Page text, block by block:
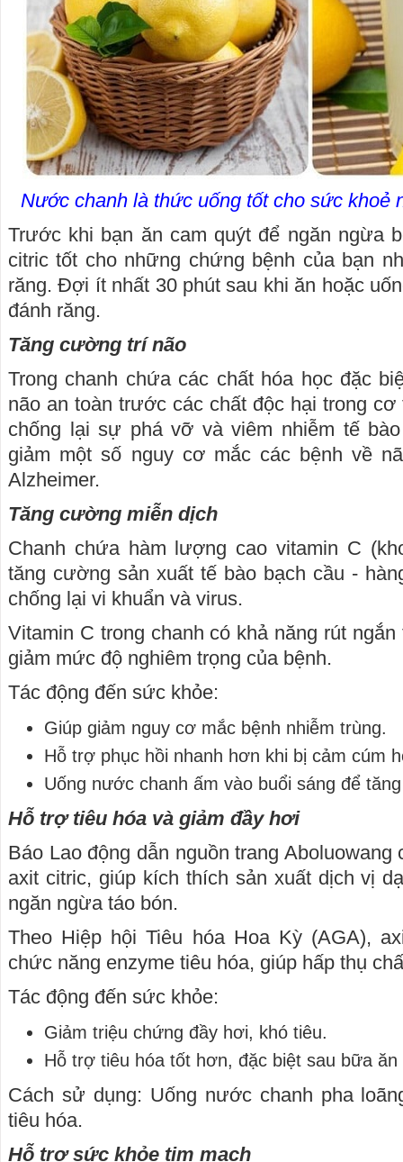
Nước chanh là thức uống tốt cho sức khoẻ
Trước khi bạn ăn cam quýt để ngăn ngừa
citric tốt cho những chứng bệnh của bạn
răng. Đợi ít nhất 30 phút sau khi ăn hoặc
đánh răng.
Tăng cường trí não
Trong chanh chứa các chất hóa học đặc
não an toàn trước các chất độc hại trong cơ
chống lại sự phá vỡ và viêm nhiễm tế
giảm một số nguy cơ mắc các bệnh về
Alzheimer.
Tăng cường miễn dịch
Chanh chứa hàm lượng cao vitamin C
tăng cường sản xuất tế bào bạch cầu -
chống lại vi khuẩn và virus.
Vitamin C trong chanh có khả năng rút
giảm mức độ nghiêm trọng của bệnh.
Tác động đến sức khỏe:
Giúp giảm nguy cơ mắc bệnh nhiễm trùng.
Hỗ trợ phục hồi nhanh hơn khi bị cảm cúm
Uống nước chanh ấm vào buổi sáng để
Hỗ trợ tiêu hóa và giảm đầy hơi
Báo Lao động dẫn nguồn trang Aboluowang
axit citric, giúp kích thích sản xuất dịch vị
ngăn ngừa táo bón.
Theo Hiệp hội Tiêu hóa Hoa Kỳ (AGA),
chức năng enzyme tiêu hóa, giúp hấp thụ
Tác động đến sức khỏe:
Giảm triệu chứng đầy hơi, khó tiêu.
Hỗ trợ tiêu hóa tốt hơn, đặc biệt sau bữa
Cách sử dụng: Uống nước chanh pha
tiêu hóa.
Hỗ trợ sức khỏe tim mạch